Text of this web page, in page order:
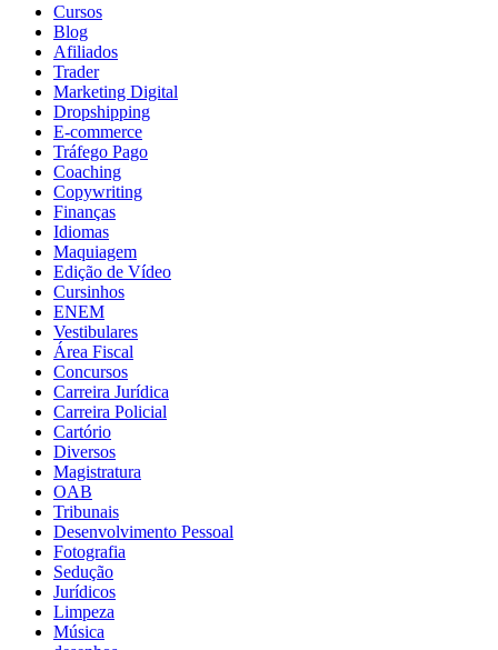
Cursos
Blog
Afiliados
Trader
Marketing Digital
Dropshipping
E-commerce
Tráfego Pago
Coaching
Copywriting
Finanças
Idiomas
Maquiagem
Edição de Vídeo
Cursinhos
ENEM
Vestibulares
Área Fiscal
Concursos
Carreira Jurídica
Carreira Policial
Cartório
Diversos
Magistratura
OAB
Tribunais
Desenvolvimento Pessoal
Fotografia
Sedução
Jurídicos
Limpeza
Música